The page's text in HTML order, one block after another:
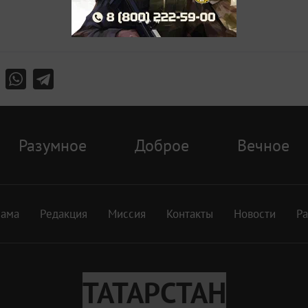
Разумное Доброе Вечное
Редакция Миссия Контакты Новости
ТАТАРСТАН